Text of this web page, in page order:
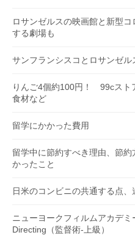
ロサンゼルスの映画館と新型
する劇場も
サンフランシスコとロサンゼ
りんご4個約100円！ 99cスト
食材など
留学にかかった費用
留学中に節約すべき理由、節
かったこと
日米のコンビニの共通する点、
ニューヨークフィルムアカデ
Directing（監督術-上級）